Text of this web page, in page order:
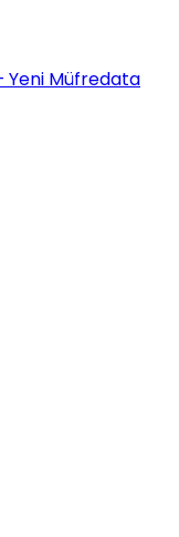
– Yeni Müfredata